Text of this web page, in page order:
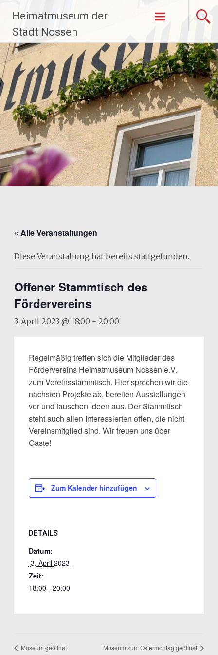
Inhalt
springen
Heimatmuseum der
Stadt Nossen
« Alle Veranstaltungen
Diese Veranstaltung hat bereits stattgefunden.
Offener Stammtisch des
Fördervereins
3. April 2023 @ 18:00 - 20:00
Regelmäßig treffen sich die Mitglieder des
Fördervereins Heimatmuseum Nossen e.V.
zum Vereinsstammtisch. Hier sprechen wir die
nächsten Projekte ab, bereiten Ausstellungen
vor und tauschen Ideen aus. Der Stammtisch
steht auch allen Interessierten offen, die nicht
Vereinsmitglied sind. Wir freuen uns über
Gäste!
Zum Kalender hinzufügen
DETAILS
Datum:
3. April 2023
Zeit:
18:00 - 20:00
Museum geöffnet Museum zum Ostermontag geöffnet